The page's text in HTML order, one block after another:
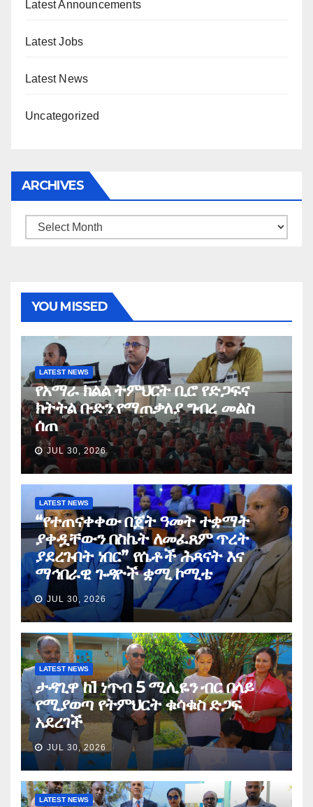
Latest Announcements
Latest Jobs
Latest News
Uncategorized
ARCHIVES
Archives
YOU MISSED
LATEST NEWS
የአማራ ክልል ትምህርት ቢሮ የድጋፍና
ክትትል ቡድን የማጠቃለያ ግብረ መልስ
ሰጠ
JUL 30, 2026
LATEST NEWS
“የተጠናቀቀው በጀት ዓመት ተቋማት
ያቀዷቸውን በስኬት ለመፈጸም ጥረት
ያደረጉበት ነበር” የሴቶች ሕጻናት እና
ማኅበራዊ ጉዳዮች ቋሚ ኮሚቴ
JUL 30, 2026
LATEST NEWS
ታዳጊዋ ከ1 ነጥብ 5 ሚሊዬን ብር በላይ
የሚያወጣ የትምህርት ቁሳቁስ ድጋፍ
አደረገች
JUL 30, 2026
LATEST NEWS